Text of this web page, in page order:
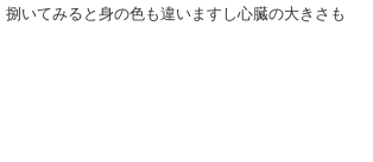
いてみると身の色も違いますし心臓の大きさも